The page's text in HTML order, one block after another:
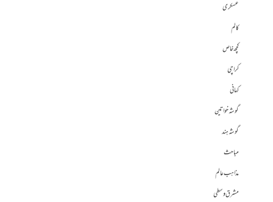
عسکری
کالم
کچھ خاص
کراچی
کہانی
گوشہ خواتین
گوشہ ہند
مباحث
مذاہب عالم
مشرق وسطی